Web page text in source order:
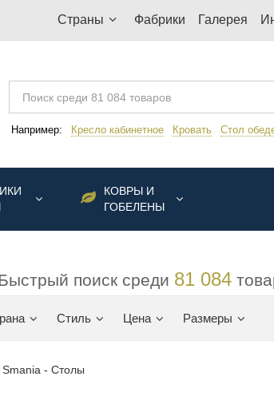
Страны Фабрики Галерея
Например: Кресло кабинетное Кровать Стол
КОВРЫ И
ГОБЕЛЕНЫ
поиск среди 81 084
Стиль Цена Размеры
Smania - Столы